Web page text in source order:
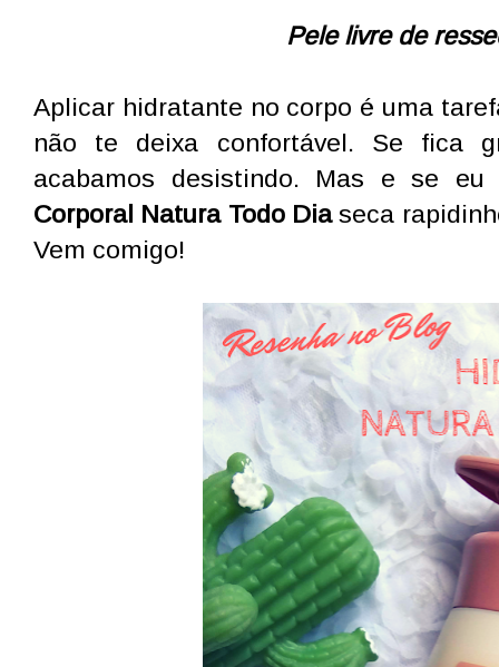
Pele livre de
Aplicar hidratante no corpo é uma
não te deixa confortável. Se fica
acabamos desistindo. Mas e se
Corporal Natura Todo Diaseca
Vem comigo!